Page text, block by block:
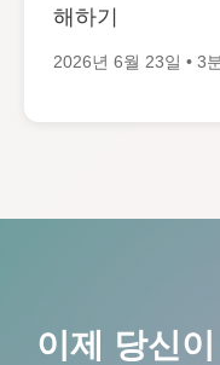
해하기
2026년 6월 23일 • 3
이제 당신